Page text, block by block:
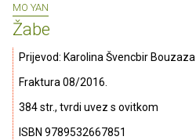
MO YAN
Žabe
Prijevod: Karolina Švencbir Bouzaza
Fraktura 08/2016.
384 str., tvrdi uvez s ovitkom
ISBN 9789532667851